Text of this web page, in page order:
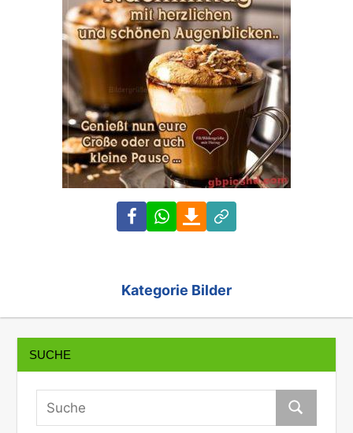
FacebookWhatsAppDownload
Link
Kategorie Bilder
SUCHE